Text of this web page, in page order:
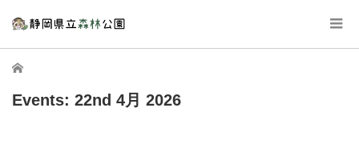
ホーム
Events: 22nd 4月 2026